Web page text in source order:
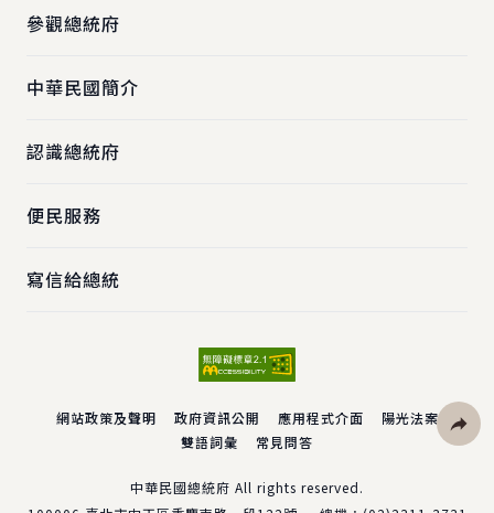
參觀總統府
中華民國簡介
認識總統府
便民服務
寫信給總統
網站政策及聲明 政府資訊公開 應用程式介面
陽光法案
雙語詞彙
常見問答
中華民國總統府 All rights reserved.